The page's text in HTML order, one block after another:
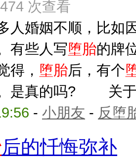
次查看
婚姻不顺，比如
有些人写堕胎的牌
得， 堕胎后，有个
。是真的吗? 关
- 小朋友 - 反堕
后的忏悔弥补